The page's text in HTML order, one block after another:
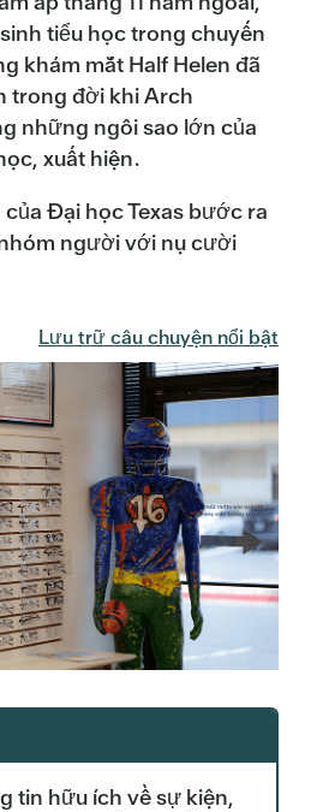
tiểu học trong chuyến
khám mắt Half Helen đã
trong đời khi Arch
những ngôi sao lớn của
xuất hiện.
Đại học Texas bước ra
người với nụ cười
Lưu trữ câu chuyện nổi bật
tin hữu ích về sự kiện,